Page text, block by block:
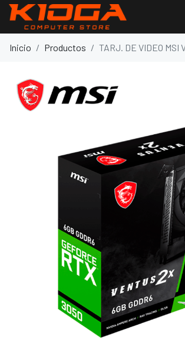
Inicio Productos TARJ. DE VIDEO MSI